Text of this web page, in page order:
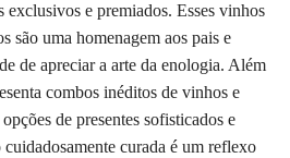
exclusivos e premiados. Esses vinhos
são uma homenagem aos pais e
de apreciar a arte da enologia. Além
combos inéditos de vinhos e
de presentes sofisticados e
cuidadosamente curada é um reflexo